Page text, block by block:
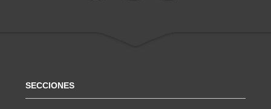
SECCIONES